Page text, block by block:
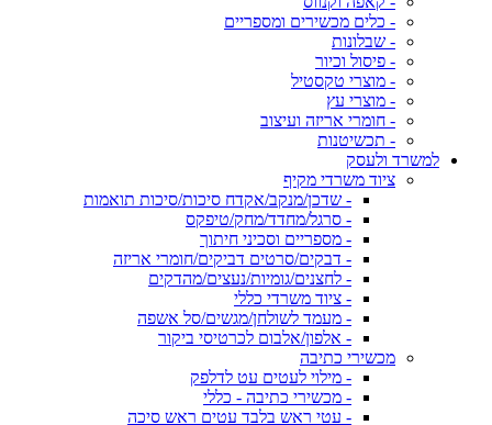
- כלים מכשירים ומספריים
- שבלונות
- פיסול וכיור
- מוצרי טקסטיל
- מוצרי עץ
- חומרי אריזה ועיצוב
- תכשיטנות
למשרד ולעסק
ציוד משרדי מקיף
- שדכן/מנקב/אקדח סיכות/סיכות תואמות
- סרגל/מחדד/מחק/טיפקס
- מספריים וסכיני חיתוך
- דבקים/סרטים דביקים/חומרי אריזה
- לחצנים/גומיות/נעצים/מהדקים
- ציוד משרדי כללי
- מעמד לשולחן/מגשים/סל אשפה
- אלפון/אלבום לכרטיסי ביקור
מכשירי כתיבה
- מילוי לעטים עט לדלפק
- מכשירי כתיבה - כללי
- עטי ראש בלבד עטים ראש סיכה